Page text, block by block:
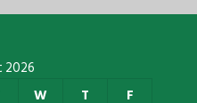
2026
W T F